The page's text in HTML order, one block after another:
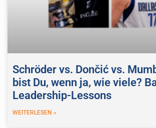
Schröder vs. Dončić vs.
bist Du, wenn ja, wie viele?
Leadership-Lessons
WEITERLESEN »